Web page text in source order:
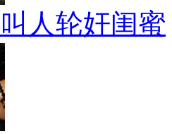
人轮奸闺蜜